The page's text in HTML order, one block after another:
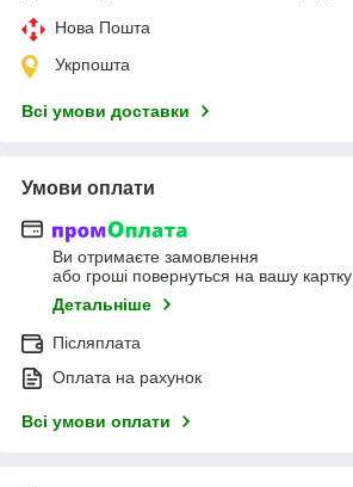
Нова Пошта
Укрпошта
Всі умови доставки
Умови оплати
Ви отримаєте замовлення
або гроші повернуться на вашу картку
Детальніше
Післяплата
Оплата на рахунок
Всі умови оплати